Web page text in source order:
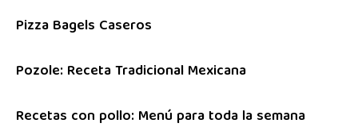
Pizza Bagels Caseros
Pozole: Receta Tradicional Mexicana
Recetas con pollo: Menú para toda la semana